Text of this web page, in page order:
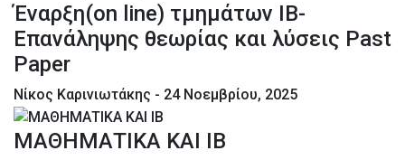
Έναρξη(on line) τμημάτων ΙΒ-
Επανάληψης θεωρίας και λύσεις Past
Paper
Νίκος Καρινιωτάκης - 24 Νοεμβρίου, 2025
ΜΑΘΗΜΑΤΙΚΑ ΚΑΙ ΙΒ